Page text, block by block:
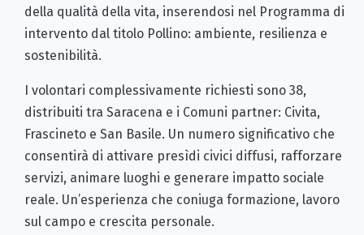
della qualità della vita, inserendosi nel Programma di
intervento dal titolo Pollino: ambiente, resilienza e
sostenibilità.
I volontari complessivamente richiesti sono 38,
distribuiti tra Saracena e i Comuni partner: Civita,
Frascineto e San Basile. Un numero significativo che
consentirà di attivare presìdi civici diffusi, rafforzare
servizi, animare luoghi e generare impatto sociale
reale. Un’esperienza che coniuga formazione, lavoro
sul campo e crescita personale.